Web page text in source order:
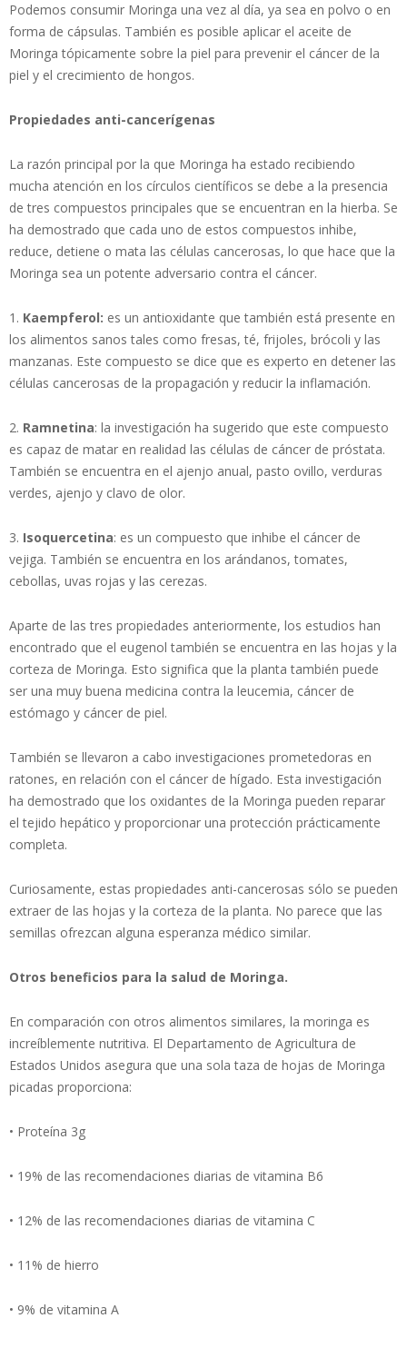
Podemos consumir Moringa una vez al día, ya sea en polvo o en
forma de cápsulas. También es posible aplicar el aceite de
Moringa tópicamente sobre la piel para prevenir el cáncer de la
piel y el crecimiento de hongos.
Propiedades anti-cancerígenas
La razón principal por la que Moringa ha estado recibiendo
mucha atención en los círculos científicos se debe a la presencia
de tres compuestos principales que se encuentran en la hierba. Se
ha demostrado que cada uno de estos compuestos inhibe,
reduce, detiene o mata las células cancerosas, lo que hace que la
Moringa sea un potente adversario contra el cáncer.
1. Kaempferol: es un antioxidante que también está presente en
los alimentos sanos tales como fresas, té, frijoles, brócoli y las
manzanas. Este compuesto se dice que es experto en detener las
células cancerosas de la propagación y reducir la inflamación.
2. Ramnetina: la investigación ha sugerido que este compuesto
es capaz de matar en realidad las células de cáncer de próstata.
También se encuentra en el ajenjo anual, pasto ovillo, verduras
verdes, ajenjo y clavo de olor.
3. Isoquercetina: es un compuesto que inhibe el cáncer de
vejiga. También se encuentra en los arándanos, tomates,
cebollas, uvas rojas y las cerezas.
Aparte de las tres propiedades anteriormente, los estudios han
encontrado que el eugenol también se encuentra en las hojas y la
corteza de Moringa. Esto significa que la planta también puede
ser una muy buena medicina contra la leucemia, cáncer de
estómago y cáncer de piel.
También se llevaron a cabo investigaciones prometedoras en
ratones, en relación con el cáncer de hígado. Esta investigación
ha demostrado que los oxidantes de la Moringa pueden reparar
el tejido hepático y proporcionar una protección prácticamente
completa.
Curiosamente, estas propiedades anti-cancerosas sólo se pueden
extraer de las hojas y la corteza de la planta. No parece que las
semillas ofrezcan alguna esperanza médico similar.
Otros beneficios para la salud de Moringa.
En comparación con otros alimentos similares, la moringa es
increíblemente nutritiva. El Departamento de Agricultura de
Estados Unidos asegura que una sola taza de hojas de Moringa
picadas proporciona:
• Proteína 3g
• 19% de las recomendaciones diarias de vitamina B6
• 12% de las recomendaciones diarias de vitamina C
• 11% de hierro
• 9% de vitamina A